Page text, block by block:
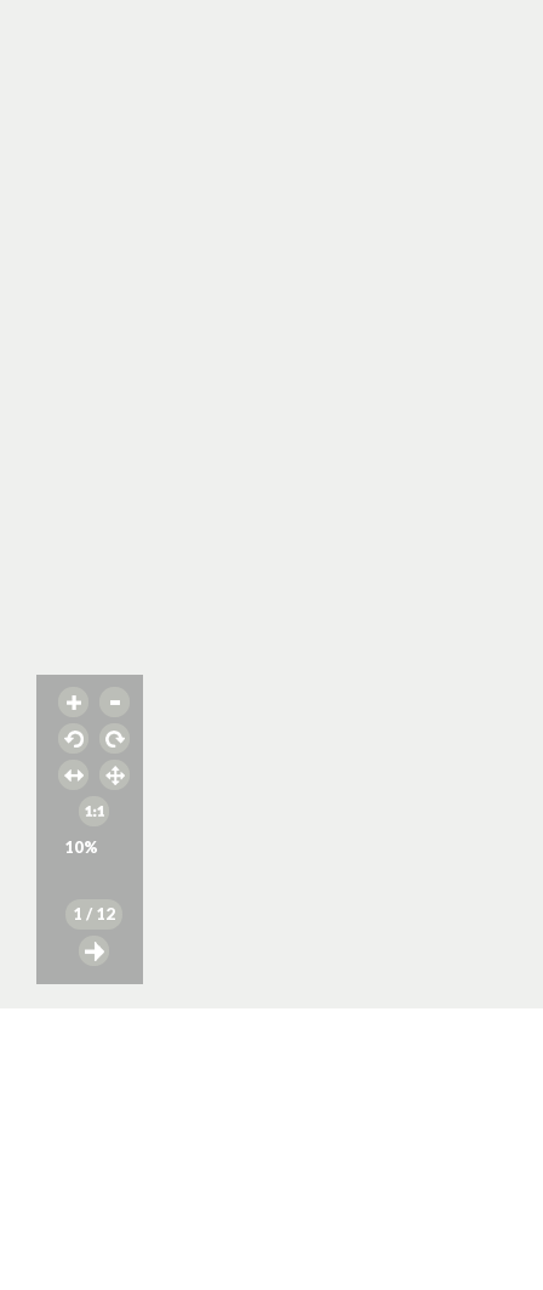
10%
1 / 12